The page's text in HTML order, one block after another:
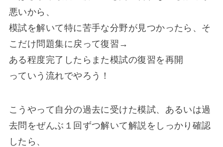
悪いから、
模試を解いて特に苦手な分野が見つかったら、そ
こだけ問題集に戻って復習→
ある程度完了したらまた模試の復習を再開
っていう流れでやろう！
こうやって自分の過去に受けた模試、あるいは過
去問をぜんぶ１回ずつ解いて解説をしっかり確認
したら、